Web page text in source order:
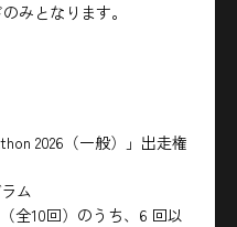
みとなります。
2026（一般）」出走権
ム
全10回）のうち、6 回以